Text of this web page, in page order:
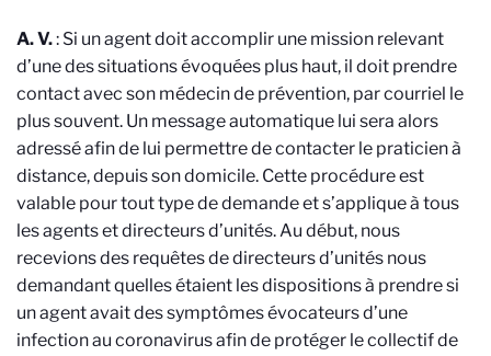
A. V.: Si un agent doit accomplir une mission relevant
d’une des situations évoquées plus haut, il doit prendre
contact avec son médecin de prévention, par courriel le
plus souvent. Un message automatique lui sera alors
adressé afin de lui permettre de contacter le praticien à
distance, depuis son domicile. Cette procédure est
valable pour tout type de demande et s’applique à tous
les agents et directeurs d’unités. Au début, nous
recevions des requêtes de directeurs d’unités nous
demandant quelles étaient les dispositions à prendre si
un agent avait des symptômes évocateurs d’une
infection au coronavirus afin de protéger le collectif de